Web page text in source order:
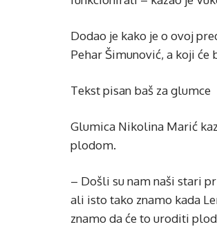
Dodao je kako je o ovoj
Pehar Šimunović, a koji će
Tekst pisan baš za glumce
Glumica Nikolina Marić
plodom.
– Došli su nam naši stari
ali isto tako znamo kada
znamo da će to uroditi